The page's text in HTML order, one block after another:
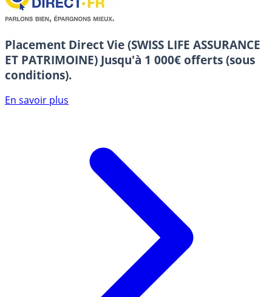
Placement Direct Vie (SWISS LIFE ASSURANCE
ET PATRIMOINE) Jusqu'à 1 000€ offerts (sous
conditions).
En savoir plus